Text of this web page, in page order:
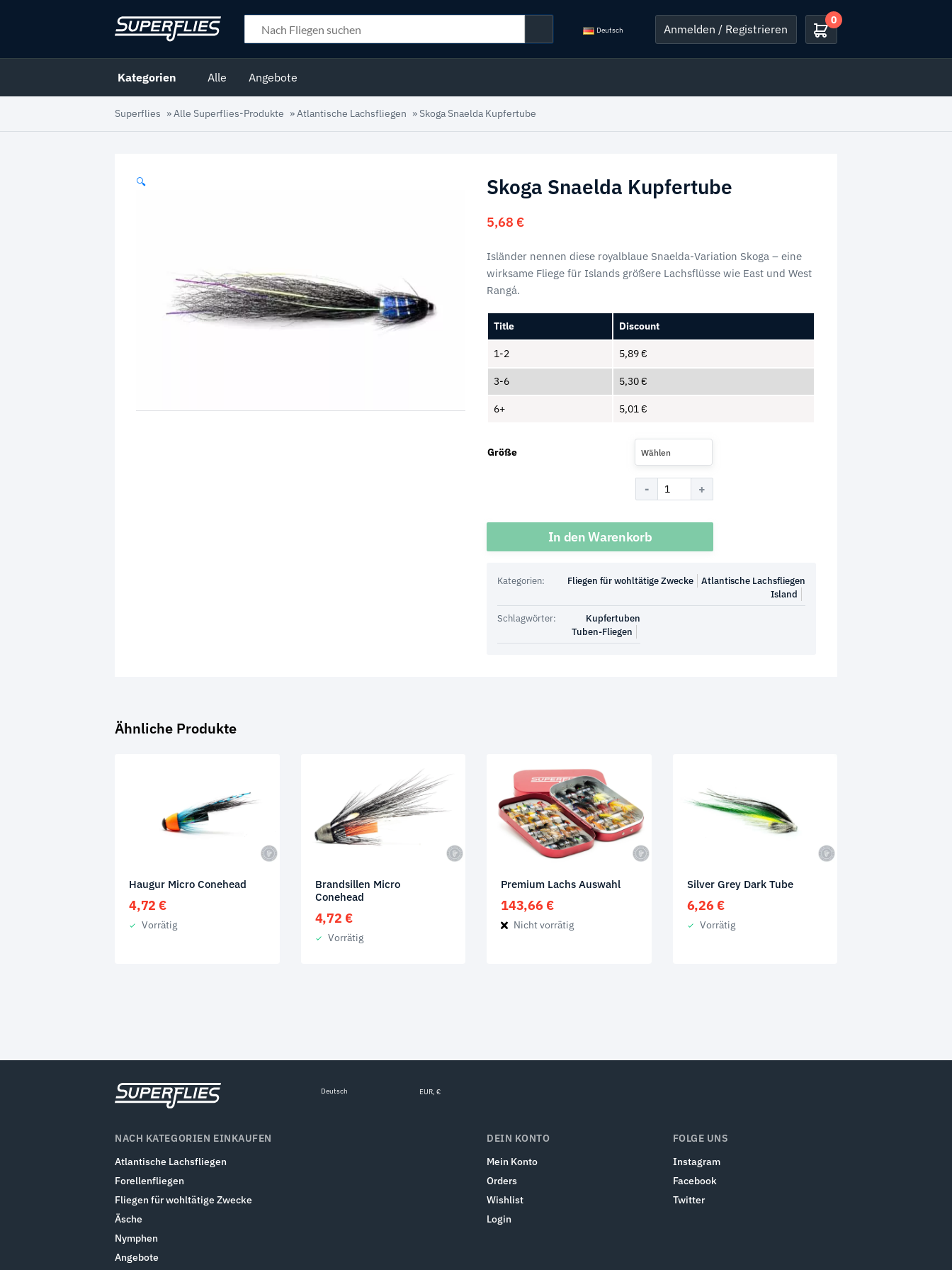
Deutsch Anmelden / Registrieren
0
Kategorien Alle Angebote
Superflies »Alle Superflies-Produkte »Atlantische Lachsfliegen »Skoga Snaelda Kupfertube
🔍 Skoga Snaelda Kupfertube
5,68 €
Isländer nennen diese royalblaue Snaelda-Variation Skoga – eine
wirksame Fliege für Islands größere Lachsflüsse wie East und West
Rangá.
Title Discount
1-2 5,89€
3-6 5,30€
6+ 5,01€
Größe Wählen
In den Warenkorb
Kategorien: Atlantische Lachsfliegen
Fliegen für wohltätige Zwecke
Island
Schlagwörter:
Kupfertuben
Tuben-Fliegen
Ähnliche Produkte
Haugur Micro Conehead
4,72 €
Vorrätig
Brandsillen Micro
Conehead
4,72 €
Vorrätig
Premium Lachs Auswahl
143,66 €
Nicht vorrätig
Silver Grey Dark Tube
6,26 €
Vorrätig
Deutsch EUR, €
NACH KATEGORIEN EINKAUFEN
Atlantische Lachsfliegen
Forellenfliegen
Fliegen für wohltätige Zwecke
Äsche
Nymphen
Angebote
DEIN KONTO
Mein Konto
Orders
Wishlist
Login
FOLGE UNS
Instagram
Facebook
Twitter